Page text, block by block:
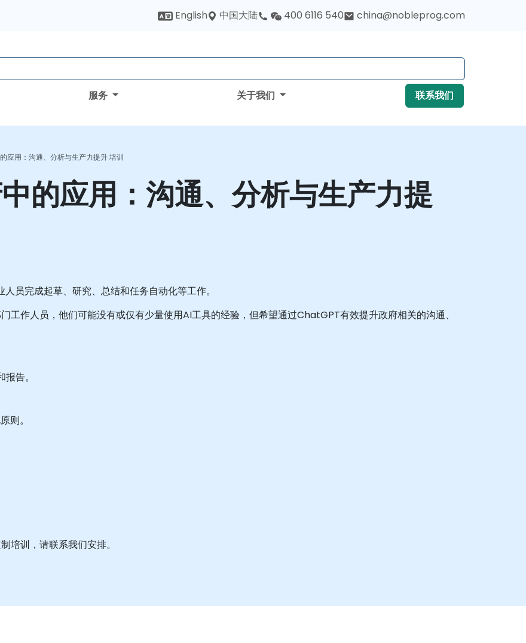
English 中国大陆 400 6116 540 china@nobleprog.com
服务 关于我们 联系我们
应用：沟通、分析与生产力提升 培训
的应用：沟通、分析与生产力提
员完成起草、研究、总结和任务自动化等工作。
工作人员，他们可能没有或仅有少量使用AI工具的经验，但希望通过ChatGPT有效提升政府相关的沟通、
告。
则。
培训，请联系我们安排。